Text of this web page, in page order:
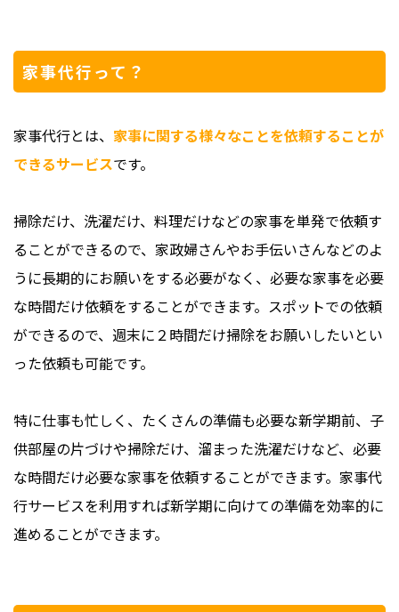
家事代行って？
家事代行とは、 家事に関する様々なことを依頼することが
できるサービスです。
掃除だけ、洗濯だけ、料理だけなどの家事を単発で依頼す
ることができるので、家政婦さんやお手伝いさんなどのよ
うに長期的にお願いをする必要がなく、必要な家事を必要
な時間だけ依頼をすることができます。スポットでの依頼
ができるので、週末に２時間だけ掃除をお願いしたいとい
った依頼も可能です。
特に仕事も忙しく、たくさんの準備も必要な新学期前、子
供部屋の片づけや掃除だけ、溜まった洗濯だけなど、必要
な時間だけ必要な家事を依頼することができます。家事代
行サービスを利用すれば新学期に向けての準備を効率的に
進めることができます。